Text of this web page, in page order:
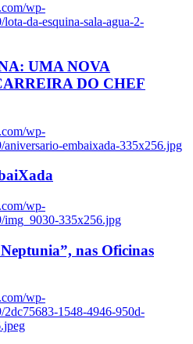
wp-
da-esquina-sala-agua-2-
UMA NOVA
DO CHEF
wp-
aniversario-embaixada-335x256.jpg
wp-
img_9030-335x256.jpg
nas Oficinas
wp-
2dc75683-1548-4946-950d-